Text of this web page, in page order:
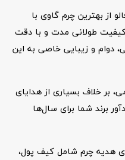
از بهترین چرم گاوی با
طولانی مدت و با دقت
دوام و زیبایی خاصی به این
بر خلاف بسیاری از هدایای
برند شما برای سال‌ها
هدیه چرم شامل کیف پول،